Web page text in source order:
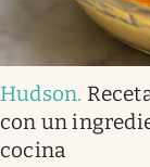
Hudson.
con un
cocina